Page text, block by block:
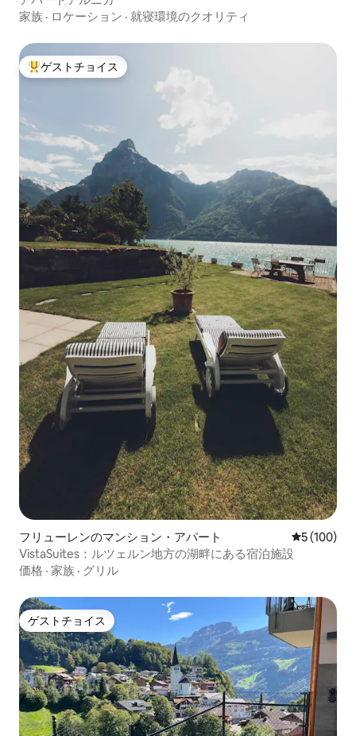
家族 · ロケーション · 就寝環境のクオリティ
大好評のゲストチョイスです。
ゲストチョイス
フリューレンのマンション・アパート レビュー
5 (100)
VistaSuites：ルツェルン地方の湖畔にある宿泊施設
価格 · 家族 · グリル
ゲストチョイス
ゲストチョイス